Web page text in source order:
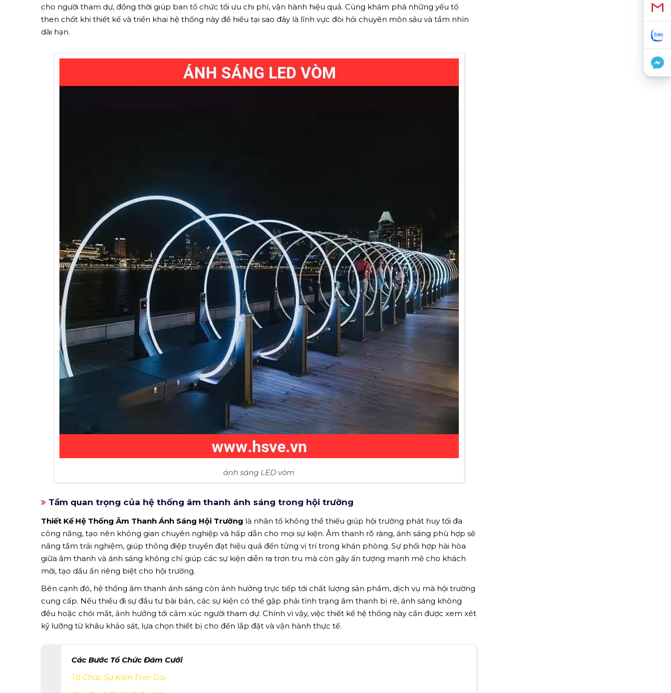
cho người tham dự, đồng thời giúp ban tổ chức tối ưu chi phí, vận hành hiệu quả. Cùng khám phá những yếu tố
then chốt khi thiết kế và triển khai hệ thống này để hiểu tại sao đây là lĩnh vực đòi hỏi chuyên môn sâu và tầm nhìn
dài hạn.
ánh sáng LED vòm
Tầm quan trọng của hệ thống âm thanh ánh sáng trong hội trường
Thiết Kế Hệ Thống Âm Thanh Ánh Sáng Hội Trường là nhân tố không thể thiếu giúp hội trường phát huy tối đa
công năng, tạo nên không gian chuyên nghiệp và hấp dẫn cho mọi sự kiện. Âm thanh rõ ràng, ánh sáng phù hợp sẽ
nâng tầm trải nghiệm, giúp thông điệp truyền đạt hiệu quả đến từng vị trí trong khán phòng. Sự phối hợp hài hòa
giữa âm thanh và ánh sáng không chỉ giúp các sự kiện diễn ra trơn tru mà còn gây ấn tượng mạnh mẽ cho khách
mời, tạo dấu ấn riêng biệt cho hội trường.
Bên cạnh đó, hệ thống âm thanh ánh sáng còn ảnh hưởng trực tiếp tới chất lượng sản phẩm, dịch vụ mà hội trường
cung cấp. Nếu thiếu đi sự đầu tư bài bản, các sự kiện có thể gặp phải tình trạng âm thanh bị rè, ánh sáng không
đều hoặc chói mắt, ảnh hưởng tới cảm xúc người tham dự. Chính vì vậy, việc thiết kế hệ thống này cần được xem xét
kỹ lưỡng từ khâu khảo sát, lựa chọn thiết bị cho đến lắp đặt và vận hành thực tế.
Các Bước Tổ Chức Đám Cưới
Tổ Chức Sự Kiện Trọn Gói